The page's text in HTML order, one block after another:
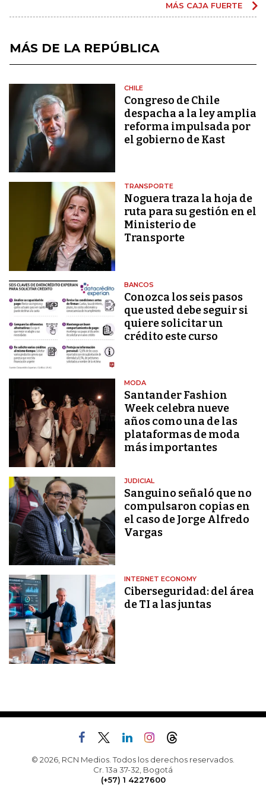
MÁS CAJA FUERTE
MÁS DE LA REPÚBLICA
CHILE
Congreso de Chile
despacha a la ley amplia
reforma impulsada por
el gobierno de Kast
TRANSPORTE
Noguera traza la hoja de
ruta para su gestión en el
Ministerio de
Transporte
BANCOS
Conozca los seis pasos
que usted debe seguir si
quiere solicitar un
crédito este curso
MODA
Santander Fashion
Week celebra nueve
años como una de las
plataformas de moda
más importantes
JUDICIAL
Sanguino señaló que no
compulsaron copias en
el caso de Jorge Alfredo
Vargas
INTERNET ECONOMY
Ciberseguridad: del área
de TI a las juntas
© 2026, RCN Medios. Todos los derechos reservados.
Cr. 13a 37-32, Bogotá
(+57) 1 4227600